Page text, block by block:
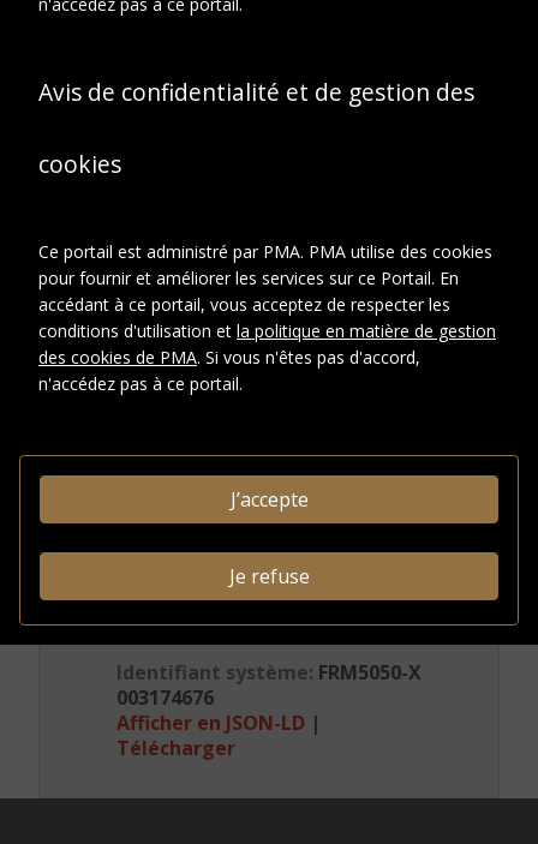
Suzanne Duchamp.
Archives photographiques
Groupe de pieces:
identifiées et autres.
DESCRIPTION
Type de
document
Photographies
DROITS
d'accès
INFORMATIONS
ADMINISTRATIVES
Identifiant système: FRM5050-X
003174676
Afficher en JSON-LD |
Télécharger
Avis de confidentialité et de gestion des
cookies
Ce portail est administré par PMA. PMA utilise des cookies
pour fournir et améliorer les services sur ce Portail. En
accédant à ce portail, vous acceptez de respecter les
conditions d'utilisation et la politique en matière de gestion
des cookies de PMA. Si vous n'êtes pas d'accord,
n'accédez pas à ce portail.
J’accepte
Je refuse